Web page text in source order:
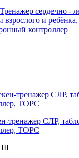
сердечно -
взрослого и
контроллер
тренажер СЛР,
ТОРС
III